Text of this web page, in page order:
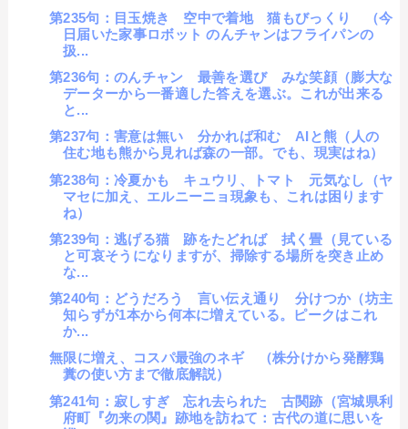
第235句：目玉焼き 空中で着地 猫もびっくり （今
日届いた家事ロボット のんチャンはフライパンの
扱...
第236句：のんチャン 最善を選び みな笑顔（膨大な
データーから一番適した答えを選ぶ。これが出来る
と...
第237句：害意は無い 分かれば和む AIと熊（人の
住む地も熊から見れば森の一部。でも、現実はね）
第238句：冷夏かも キュウリ、トマト 元気なし（ヤ
マセに加え、エルニーニョ現象も、これは困ります
ね）
第239句：逃げる猫 跡をたどれば 拭く畳（見ている
と可哀そうになりますが、掃除する場所を突き止め
な...
第240句：どうだろう 言い伝え通り 分けつか（坊主
知らずが1本から何本に増えている。ピークはこれ
か...
無限に増え、コスパ最強のネギ （株分けから発酵鶏
糞の使い方まで徹底解説）
第241句：寂しすぎ 忘れ去られた 古関跡（宮城県利
府町『勿来の関』跡地を訪ねて：古代の道に思いを